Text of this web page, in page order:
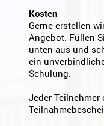
Kosten
Gerne erstellen
Angebot. Füllen
unten aus und
ein
Schulung.
Jeder